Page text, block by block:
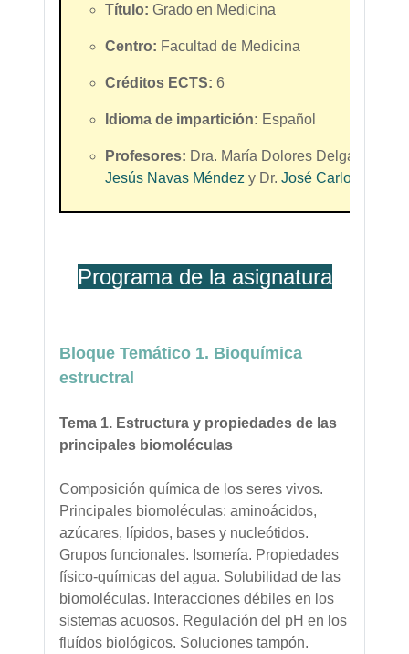
Título: Grado en Medicina
Centro: Facultad de Medicina
Créditos ECTS: 6
Idioma de impartición: Español
Profesores: Dra. María Dolores Delgado
Jesús Navas Méndez y Dr. José Carlos
Programa de la asignatura
Bloque Temático 1. Bioquímica
estructral
Tema 1. Estructura y propiedades de las
principales biomoléculas
Composición química de los seres vivos.
Principales biomoléculas: aminoácidos,
azúcares, lípidos, bases y nucleótidos.
Grupos funcionales. Isomería. Propiedades
físico-químicas del agua. Solubilidad de las
biomoléculas. Interacciones débiles en los
sistemas acuosos. Regulación del pH en los
fluídos biológicos. Soluciones tampón.